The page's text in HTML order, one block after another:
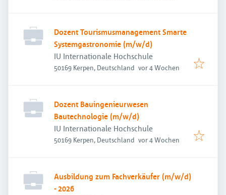
Dozent Tourismusmanagement Smarte
Systemgastronomie (m/w/d)
IU Internationale Hochschule
50169 Kerpen, Deutschland Veröffentlicht
vor 4 Wochen
Dozent Bauingenieurwesen
Bautechnologie (m/w/d)
IU Internationale Hochschule
50169 Kerpen, Deutschland Veröffentlicht
vor 4 Wochen
Ausbildung zum Fachverkäufer (m/w/d)
- 2026